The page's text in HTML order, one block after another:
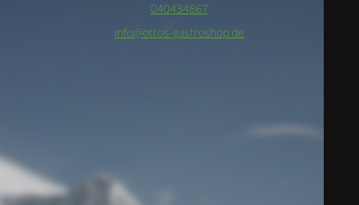
040434867
info@ottos-gastroshop.de